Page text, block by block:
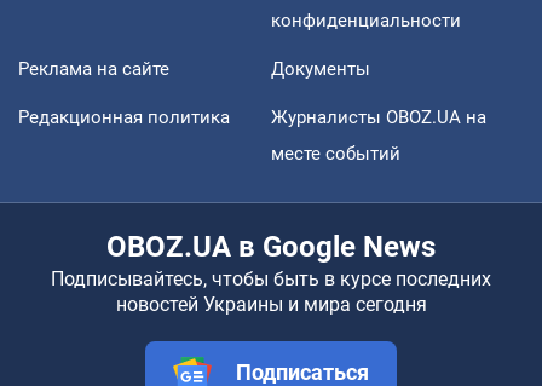
конфиденциальности
Реклама на сайте Документы
Редакционная политика
Журналисты OBOZ.UA на
месте событий
OBOZ.UA в Google News
Подписывайтесь, чтобы быть в курсе последних
новостей Украины и мира сегодня
Подписаться